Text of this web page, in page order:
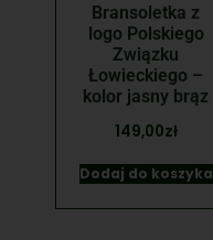
Bransoletka z
logo Polskiego
Związku
Łowieckiego –
kolor jasny brąz
149,00zł
Dodaj do koszyka